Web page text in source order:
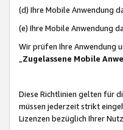
(d) Ihre Mobile Anwendung
(e) Ihre Mobile Anwendung
Wir prüfen Ihre Anwendung
„Zugelassene Mobile
Diese Richtlinien gelten für
müssen jederzeit strikt
Lizenzen bezüglich Ihrer